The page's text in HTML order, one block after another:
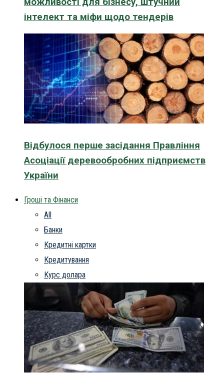
інтелект та міфи щодо тендерів
Відбулося перше засідання Правління
Асоціації деревообробних підприємств
України
Гроші та Фінанси
All
Банки
Кредитні картки
Кредитування
Курс долара